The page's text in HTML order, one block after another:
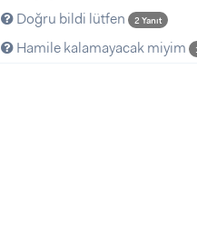
Doğru bildi lütfen 2 Yanıt
Hamile kalamayacak miyim